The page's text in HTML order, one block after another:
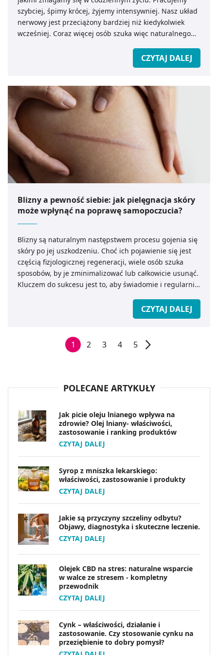
POLECANE ARTYKUŁY
Jak picie oleju lnianego wpływa na
zdrowie? Olej lniany- właściwości,
zastosowanie i ranking produktów
CZYTAJ DALEJ
Syrop z mniszka lekarskiego:
właściwości, zastosowanie i produkty
CZYTAJ DALEJ
Jakie są przyczyny szczeliny odbytu?
Objawy, diagnostyka i skuteczne leczenie.
CZYTAJ DALEJ
Olejek CBD na stres: naturalne wsparcie
w walce ze stresem - kompletny
przewodnik
CZYTAJ DALEJ
Cynk – właściwości, działanie i
zastosowanie. Czy stosowanie cynku na
przeziębienie to dobry pomysł?
szybciej, śpimy krócej, żyjemy intensywniej. Nasz układ
nerwowy jest przeciążony bardziej niż kiedykolwiek
wcześniej. Coraz więcej osób szuka więc naturalnego
jako bezpieczną i łagodną formę regulowania emocji.
CZYTAJ DALEJ
Blizny a pewność siebie: jak pielęgnacja skóry
może wpłynąć na poprawę samopoczucia?
Blizny są naturalnym następstwem procesu gojenia się
skóry po jej uszkodzeniu. Choć ich pojawienie się jest
częścią fizjologicznej regeneracji, wiele osób szuka
sposobów, by je zminimalizować lub całkowicie usunąć.
Kluczem do sukcesu jest to, aby świadomie i regularnie
zmianom jest właściwa pielęgnacja rany. Utrzymanie
czystości, unikanie zakażeń i odpowiednie nawilżenie to
zapominać o dalszym wsparciu regeneracji skóry.
na stosowaniu specjalistycznych preparatów – żeli
silikonowych, kremów regenerujących czy maści
łagodzących. Ich składniki wspomagają proces
powodować przebarwienia.
<html>Coraz większe znaczenie zyskuje także
na jej delikatnym masowaniu. Taki zabieg poprawia
ukrwienie tkanek, zapobiega ich przyrośnięciu do
głębszych struktur i wpływa na elastyczność skóry.
Można go wykonywać samodzielnie lub skorzystać z
pomocy fizjoterapeuty. Regularność, cierpliwość i
odpowiedni dobór metod to kluczowe elementy
skutecznej pielęgnacji.
</html>
CZYTAJ DALEJ
1 2 3 4 5